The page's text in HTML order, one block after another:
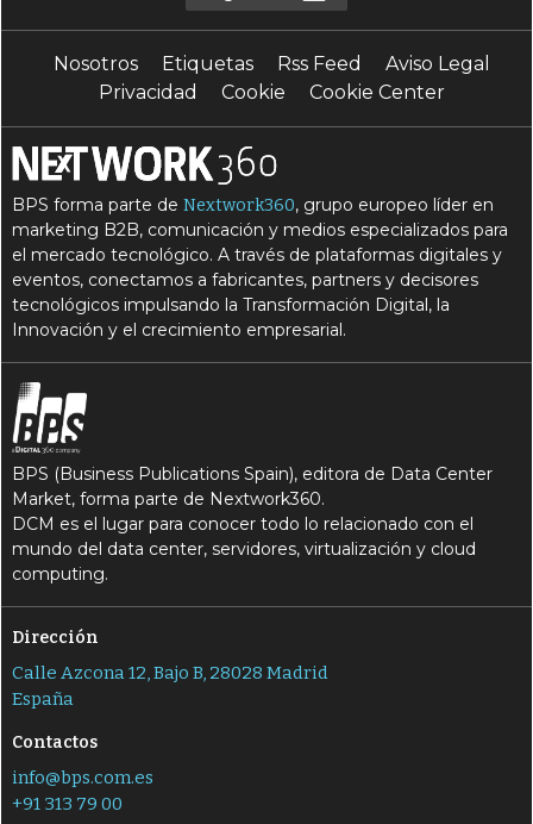
P publicidad R redes sociales
Nosotros Etiquetas Rss Feed
Aviso Legal
Privacidad
Cookie Cookie Center
BPS forma parte deNextwork360, grupo europeo líder en
marketing B2B, comunicación y medios especializados para
el mercado tecnológico. A través de plataformas digitales y
eventos, conectamos a fabricantes, partners y decisores
tecnológicos impulsando la Transformación Digital, la
Innovación y el crecimiento empresarial.
BPS (Business Publications Spain), editora de Data Center
Market, forma parte de Nextwork360.
DCM es el lugar para conocer todo lo relacionado con el
mundo del data center, servidores, virtualización y cloud
computing.
Dirección
Calle Azcona 12, Bajo B, 28028 Madrid
España
Contactos
info@bps.com.es
+91 313 79 00